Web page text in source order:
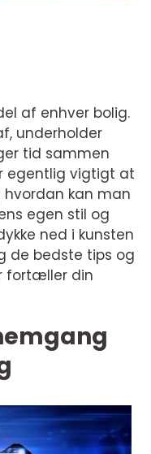
af enhver bolig.
underholder
tid sammen
egentlig vigtigt at
kan man
egen stil og
ned i kunsten
de bedste tips og
fortæller din